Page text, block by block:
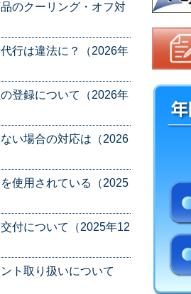
のクーリング・オフ対
行は違法に？（2026年
登録について（2026年
い場合の対応は（2026
使用されている（2025
付について（2025年12
ト取り扱いについて